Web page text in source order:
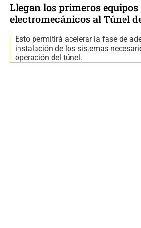
Llegan los primeros equipos
electromecánicos al Túnel
Esto permitirá acelerar la fase de
instalación de los sistemas
operación del túnel.